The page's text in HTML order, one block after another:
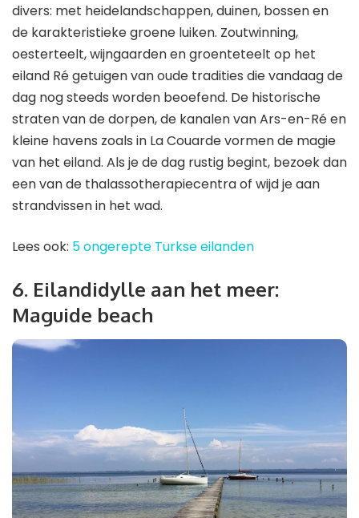
divers: met heidelandschappen, duinen, bossen en
de karakteristieke groene luiken. Zoutwinning,
oesterteelt, wijngaarden en groenteteelt op het
eiland Ré getuigen van oude tradities die vandaag de
dag nog steeds worden beoefend. De historische
straten van de dorpen, de kanalen van Ars-en-Ré en
kleine havens zoals in La Couarde vormen de magie
van het eiland. Als je de dag rustig begint, bezoek dan
een van de thalassotherapiecentra of wijd je aan
strandvissen in het wad.
Lees ook: 5 ongerepte Turkse eilanden
6. Eilandidylle aan het meer: ​​
Maguide beach